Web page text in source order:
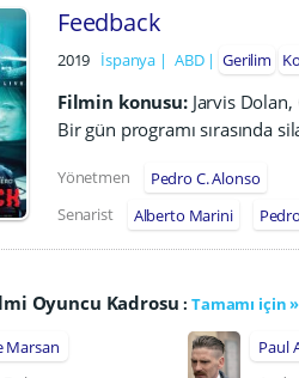
Feedback
2019 İspanya ABD Gerilim
Filmin konusu: Jarvis
Bir gün programı sırasında
Yönetmen
Pedro C. Alonso
Senarist
Alberto Marini
Oyuncu Kadrosu:Tamamı için »
Marsan
Paul